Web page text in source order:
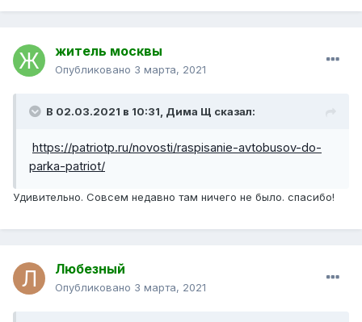
житель москвы
Опубликовано 3 марта, 2021
В 02.03.2021 в 10:31, Дима Щ сказал:
https://patriotp.ru/novosti/raspisanie-avtobusov-do-
parka-patriot/
Удивительно. Совсем недавно там ничего не было. спасибо!
Любезный
Опубликовано 3 марта, 2021